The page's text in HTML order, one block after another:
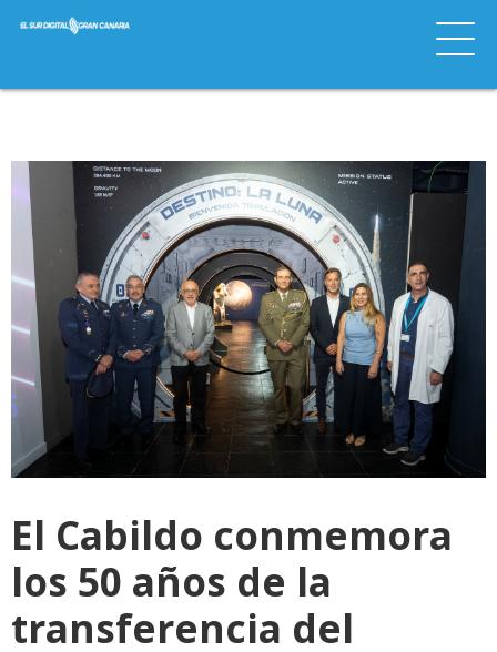
El Cabildo conmemora
los 50 años de la
transferencia del